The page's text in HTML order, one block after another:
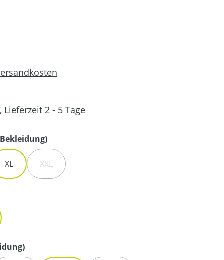
2 - 5 Tage
auswählen
VERFÜGBAR.)
ZURZEIT NICHT VERFÜGBAR.)
IST ZURZEIT NICHT VERFÜGBAR.)
XL XXL(DIESE OPTION IST ZURZEIT NICHT VERFÜGBAR.)
auswählen